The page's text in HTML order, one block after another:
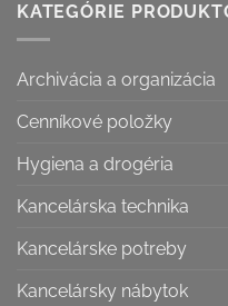
KATEGÓRIE
Archivácia a organizácia
Cenníkové položky
Hygiena a drogéria
Kancelárska technika
Kancelárske potreby
Kancelársky nábytok